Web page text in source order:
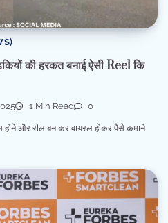
की हरकत बनाई ऐसी Reel कि
1 Min Read 0
और रील बनाकर वायरल होकर पैसे कमाने